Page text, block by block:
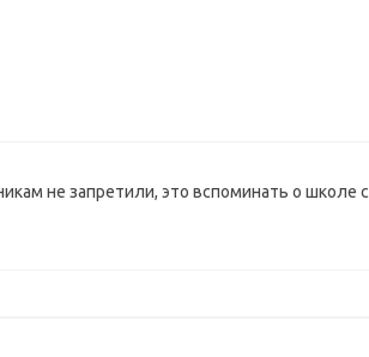
не запретили, это вспоминать о школе с